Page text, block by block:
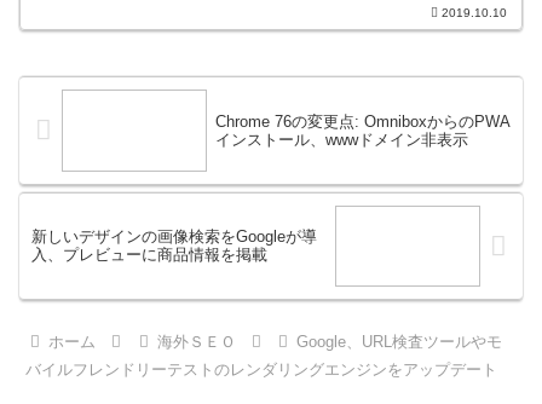
2019.10.10
Chrome 76の変更点: OmniboxからのPWA
インストール、wwwドメイン非表示
新しいデザインの画像検索をGoogleが導
入、プレビューに商品情報を掲載
ホーム 海外ＳＥＯ
Google、URL検査ツールやモ
バイルフレンドリーテストのレンダリングエンジンをアップデート